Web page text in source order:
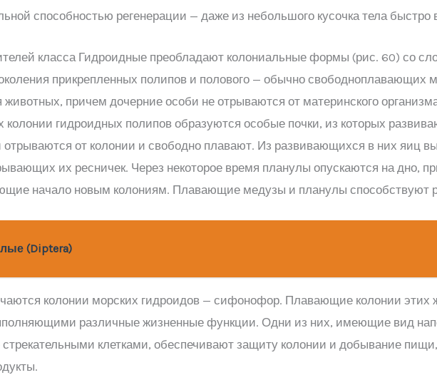
способностью регенерации — даже из небольшого кусочка тела быстро
класса Гидроидные преобладают колониальные формы (рис. 60) со
прикрепленных полипов и полового — обычно свободноплавающих
животных, причем дочерние особи не отрываются от материнского
колонии гидроидных полипов образуются особые почки, из которых
от колонии и свободно плавают. Из развивающихся в них яиц
их ресничек. Через некоторое время планулы опускаются на дно,
начало новым колониям. Плавающие медузы и планулы способствуют
(Diptera)
колонии морских гидроидов — сифонофор. Плавающие колонии этих
различные жизненные функции. Одни из них, имеющие вид
стрекательными клетками, обеспечивают защиту колонии и добывание